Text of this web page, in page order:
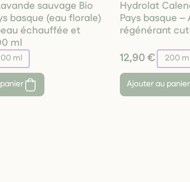
sauvage Bio
basque (eau florale)
échauffée et
ml
ml
Hydrolat
Pays basque
régénérant
12,90 € 200 ml
Ajouter au panier